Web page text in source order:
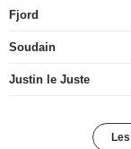
Fjord
Soudain
Justin le Juste